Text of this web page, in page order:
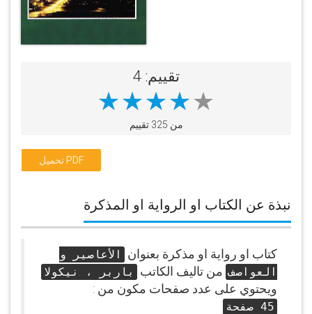
تقييم: 4
من 325 تقييم
تحميل PDF
نبذة عن الكتاب او الرواية او المذكرة
كتاب او رواية او مذكرة بعنوان
الأعاصير و
العواصف من تاليف الكاتب باربر ، نيكولا
ويحتوي على عدد صفحات مكون من :
45 صفحة